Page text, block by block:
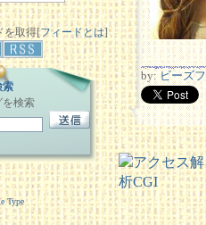
を取得[フィードとは]
索
を検索
Type
by:ビーズ